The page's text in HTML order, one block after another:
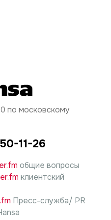
ущерб несет
средства)
по московскому
11-26
общие вопросы
клиентский
Пресс-служба/ PR